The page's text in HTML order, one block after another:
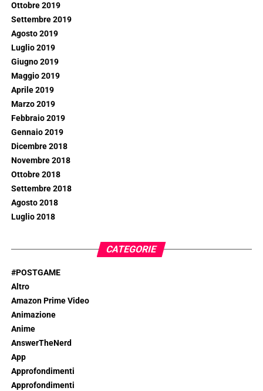
Ottobre 2019
Settembre 2019
Agosto 2019
Luglio 2019
Giugno 2019
Maggio 2019
Aprile 2019
Marzo 2019
Febbraio 2019
Gennaio 2019
Dicembre 2018
Novembre 2018
Ottobre 2018
Settembre 2018
Agosto 2018
Luglio 2018
CATEGORIE
#POSTGAME
Altro
Amazon Prime Video
Animazione
Anime
AnswerTheNerd
App
Approfondimenti
Approfondimenti